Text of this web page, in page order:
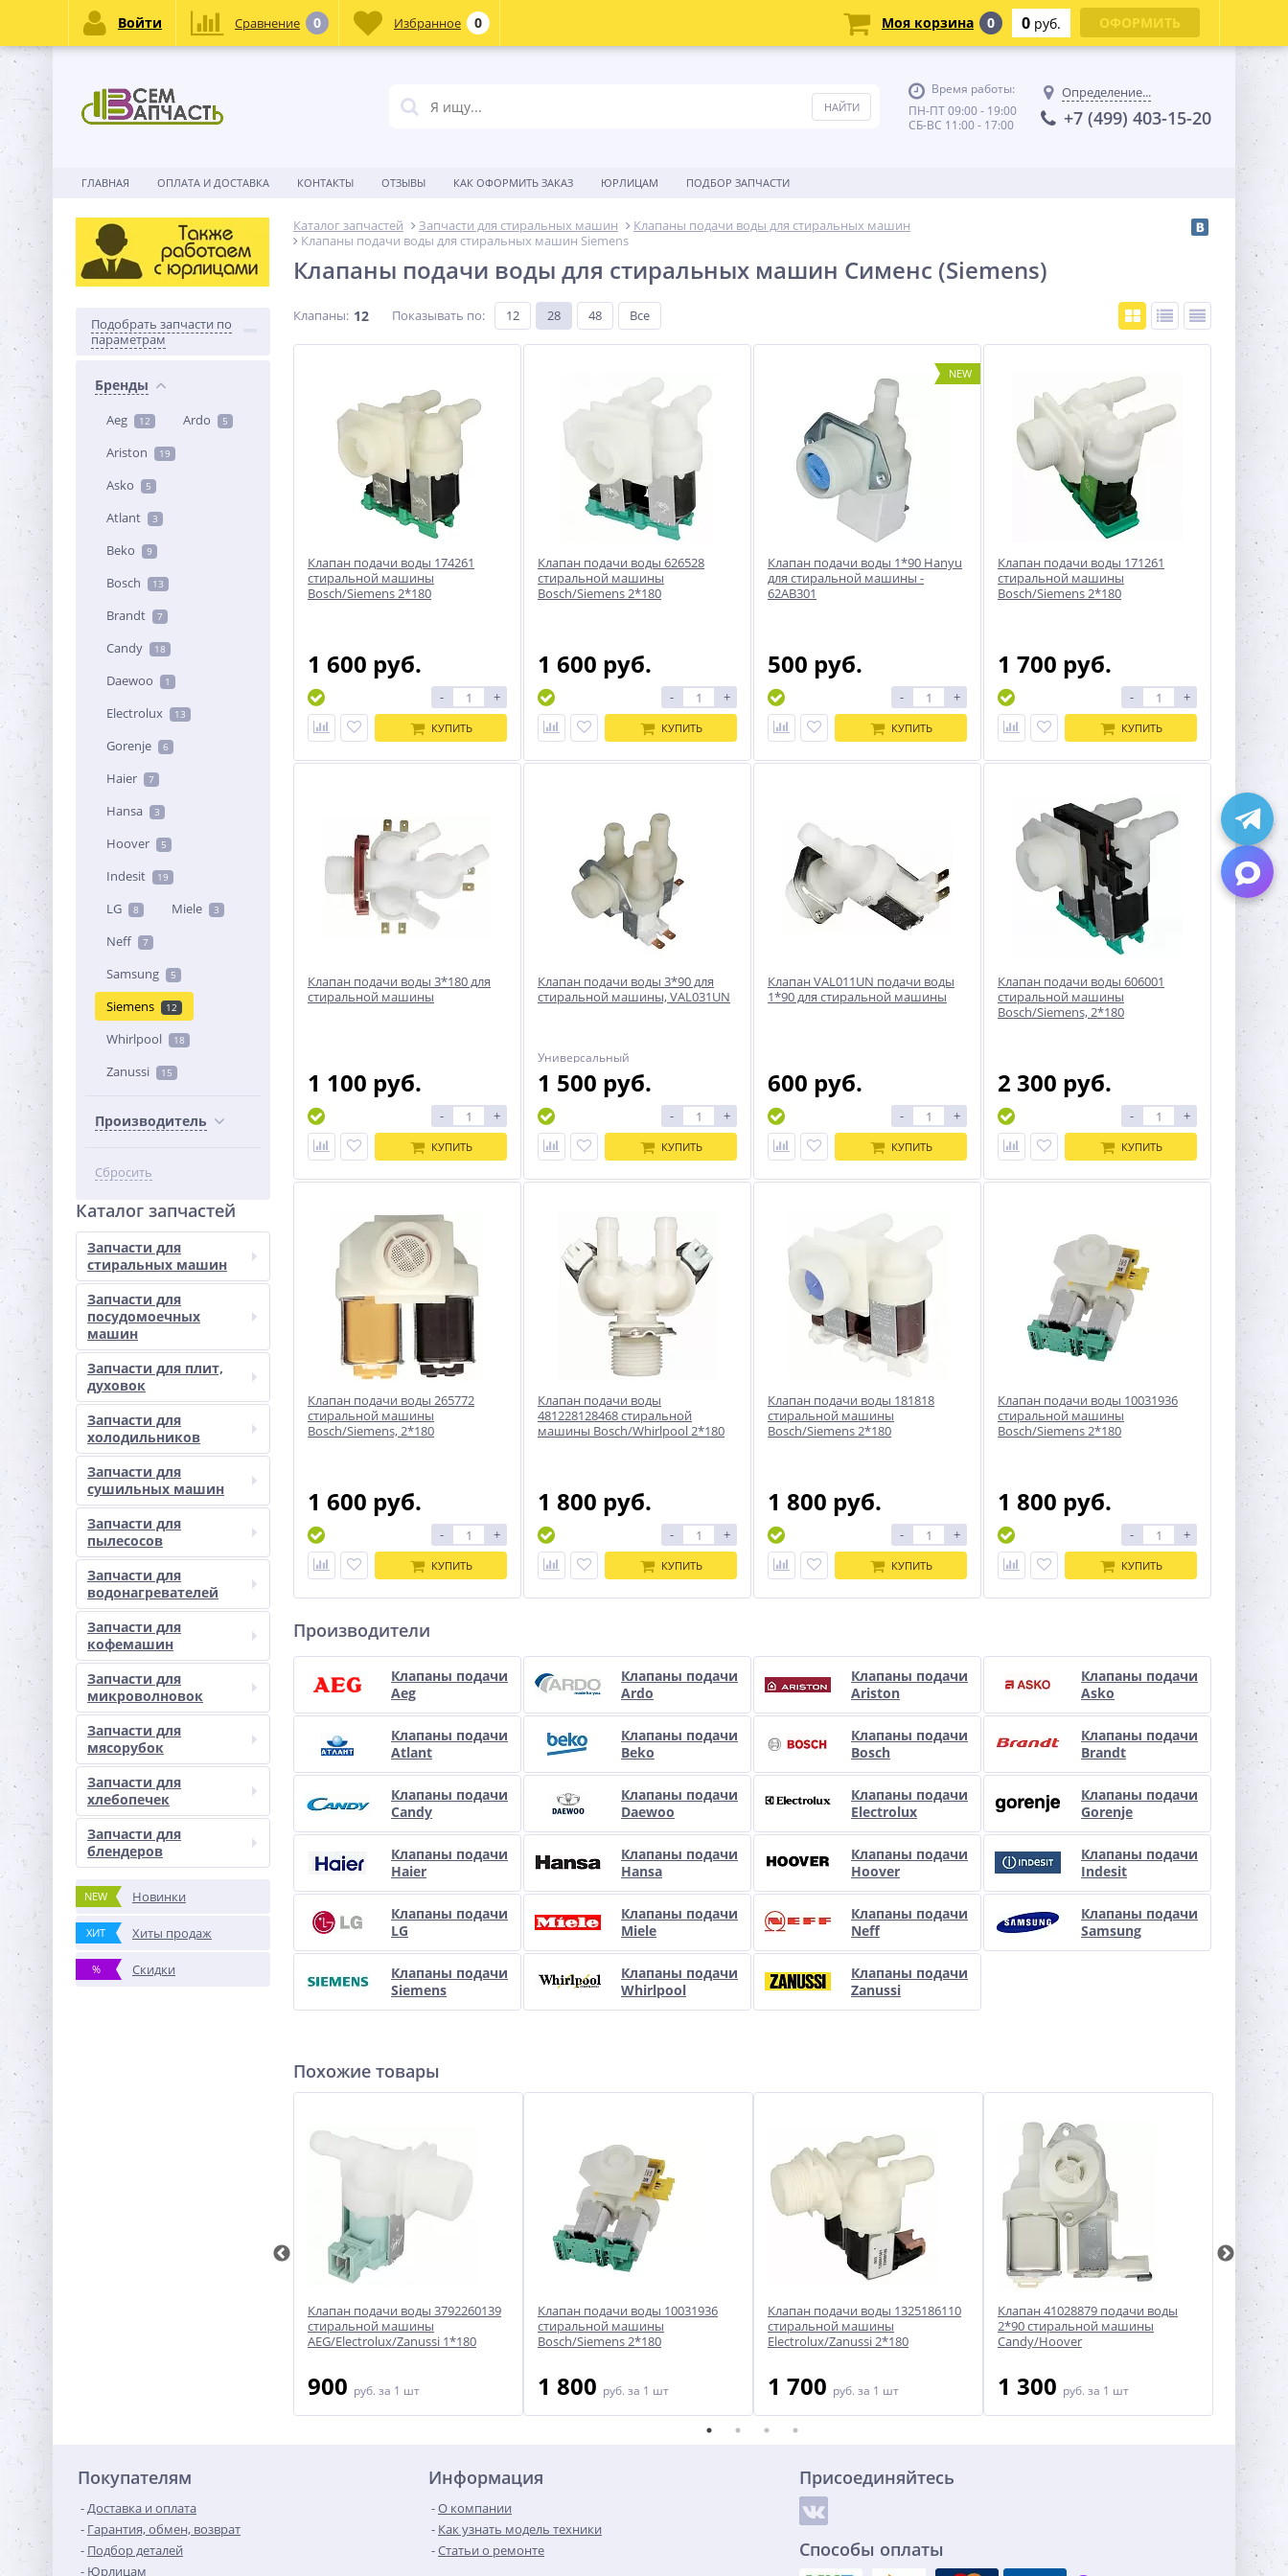
Время работы:
ПН-ПТ 09:00 - 19:00
СБ-ВС 11:00 - 17:00
Определение...
+7 (499) 403-15-20
ГЛАВНАЯ ОПЛАТА И ДОСТАВКА КОНТАКТЫ ОТЗЫВЫ КАК ОФОРМИТЬ ЗАКАЗ ЮРЛИЦАМ ПОДБОР ЗАПЧАСТИ
Подобрать запчасти по
параметрам
Бренды
Aeg 12 Ardo 5
Ariston 19
Asko 5
Atlant 3
Beko 9
Bosch 13
Brandt 7
Candy 18
Daewoo 1
Electrolux 13
Gorenje 6
Haier 7
Hansa 3
Hoover 5
Indesit 19
LG 8 Miele 3
Neff 7
Samsung 5
Siemens 12
Whirlpool 18
Zanussi 15
Производитель
Сбросить
Каталог запчастей
Запчасти для
стиральных машин
Запчасти для
посудомоечных
машин
Запчасти для плит,
духовок
Запчасти для
холодильников
Запчасти для
сушильных машин
Запчасти для
пылесосов
Запчасти для
водонагревателей
Запчасти для
кофемашин
Запчасти для
микроволновок
Запчасти для
мясорубок
Запчасти для
хлебопечек
Запчасти для
блендеров
NEW Новинки
ХИТ Хиты продаж
% Скидки
Каталог запчастей Запчасти для стиральных машин
Клапаны подачи воды для стиральных машин
Клапаны подачи воды для стиральных машин Siemens
Клапаны подачи воды для стиральных машин Сименс (Siemens)
Клапаны: 12 Показывать по: 12 28 48 Все
Клапан подачи воды 174261
стиральной машины
Bosch/Siemens 2*180
1 600 руб.
- +
КУПИТЬ
Клапан подачи воды 626528
стиральной машины
Bosch/Siemens 2*180
1 600 руб.
- +
КУПИТЬ
NEW
Клапан подачи воды 1*90 Hanyu
для стиральной машины -
62AB301
500 руб.
- +
КУПИТЬ
Клапан подачи воды 171261
стиральной машины
Bosch/Siemens 2*180
1 700 руб.
- +
КУПИТЬ
Клапан подачи воды 3*180 для
стиральной машины
1 100 руб.
- +
КУПИТЬ
Клапан подачи воды 3*90 для
стиральной машины, VAL031UN
Универсальный
1 500 руб.
- +
КУПИТЬ
Клапан VAL011UN подачи воды
1*90 для стиральной машины
600 руб.
- +
КУПИТЬ
Клапан подачи воды 606001
стиральной машины
Bosch/Siemens, 2*180
2 300 руб.
- +
КУПИТЬ
Клапан подачи воды 265772
стиральной машины
Bosch/Siemens, 2*180
1 600 руб.
- +
КУПИТЬ
Клапан подачи воды
481228128468 стиральной
машины Bosch/Whirlpool 2*180
1 800 руб.
- +
КУПИТЬ
Клапан подачи воды 181818
стиральной машины
Bosch/Siemens 2*180
1 800 руб.
- +
КУПИТЬ
Клапан подачи воды 10031936
стиральной машины
Bosch/Siemens 2*180
1 800 руб.
- +
КУПИТЬ
Производители
Клапаны подачи
Aeg
Клапаны подачи
Ardo
Клапаны подачи
Ariston
Клапаны подачи
Asko
Клапаны подачи
Atlant
Клапаны подачи
Beko
Клапаны подачи
Bosch
Клапаны подачи
Brandt
Клапаны подачи
Candy
Клапаны подачи
Daewoo
Клапаны подачи
Electrolux
Клапаны подачи
Gorenje
Клапаны подачи
Haier
Клапаны подачи
Hansa
Клапаны подачи
Hoover
Клапаны подачи
Indesit
Клапаны подачи
LG
Клапаны подачи
Miele
Клапаны подачи
Neff
Клапаны подачи
Samsung
Клапаны подачи
Siemens
Клапаны подачи
Whirlpool
Клапаны подачи
Zanussi
Похожие товары
Клапан подачи воды 3792260139
стиральной машины
AEG/Electrolux/Zanussi 1*180
900 руб. за 1 шт
Клапан подачи воды 10031936
стиральной машины
Bosch/Siemens 2*180
1 800 руб. за 1 шт
Клапан подачи воды 1325186110
стиральной машины
Electrolux/Zanussi 2*180
1 700 руб. за 1 шт
Клапан 41028879 подачи воды
2*90 стиральной машины
Candy/Hoover
1 300 руб. за 1 шт
Клапан
Bosch/
Покупателям
Доставка и оплата
Гарантия, обмен, возврат
Подбор деталей
Юрлицам
Информация
О компании
Как узнать модель техники
Статьи о ремонте
Присоединяйтесь
Способы оплаты
Войти Сравнение 0 Избранное 0 Моя корзина 0 0 руб. ОФОРМИТЬ